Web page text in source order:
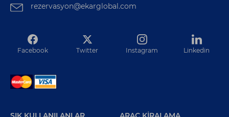
rezervasyon@ekarglobal.com
Facebook Twitter Instagram Linkedin